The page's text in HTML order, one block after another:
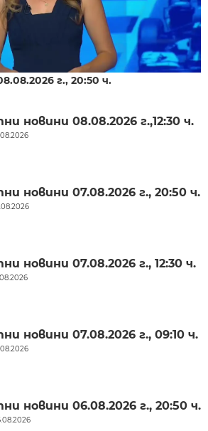
г., 20:50 ч.
новини 08.08.2026 г.,12:30 ч.
новини 07.08.2026 г., 20:50 ч.
новини 07.08.2026 г., 12:30 ч.
новини 07.08.2026 г., 09:10 ч.
новини 06.08.2026 г., 20:50 ч.